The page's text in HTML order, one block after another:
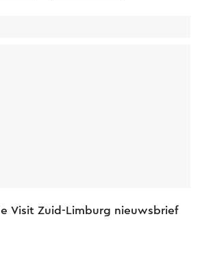
Visit Zuid-Limburg nieuwsbrief